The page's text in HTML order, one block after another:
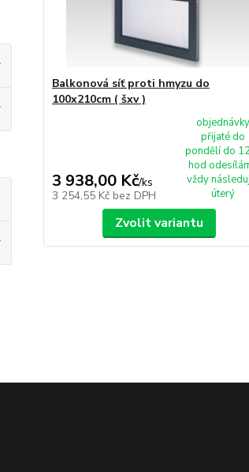
Balkonová síť proti hmyzu do
100x210cm ( šxv )
3 938,00 Kč/ks
3 254,55 Kč bez DPH
objednávky
přijaté do
pondělí do
hod
vždy
úterý
Zvolit variantu